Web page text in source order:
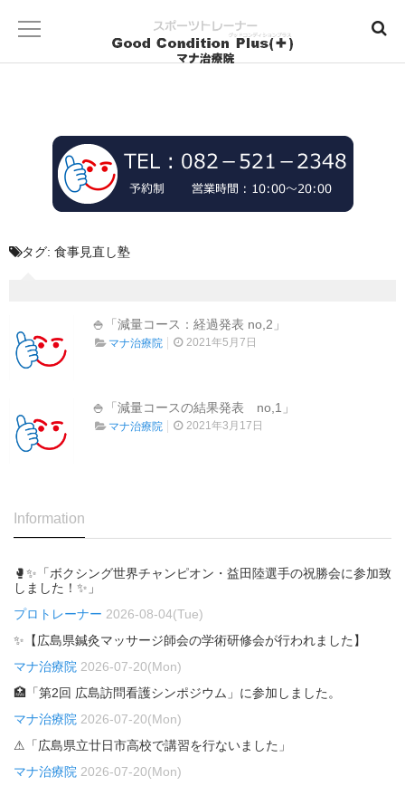
タグ: 食事見直し塾
🍚「減量コース：経過発表 no,2」
マナ治療院 2021年5月7日
🍚「減量コースの結果発表 no,1」
マナ治療院 2021年3月17日
Information
🥊✨「ボクシング世界チャンピオン・益田陸選手の祝勝会に参加致
しました！✨」
プロトレーナー 2026-08-04(Tue)
✨【広島県鍼灸マッサージ師会の学術研修会が行われました】
マナ治療院 2026-07-20(Mon)
🏥「第2回 広島訪問看護シンポジウム」に参加しました。
マナ治療院 2026-07-20(Mon)
⚠「広島県立廿日市高校で講習を行ないました」
マナ治療院 2026-07-20(Mon)